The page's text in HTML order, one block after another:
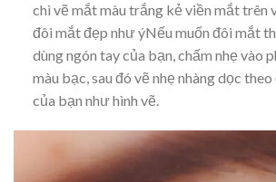
chì vẽ mắt màu trắng kẻ viền mắt trên
đôi mắt đẹp như ýNếu muốn đôi mắt
dùng ngón tay của bạn, chấm nhẹ vào
màu bạc, sau đó vẽ nhẹ nhàng dọc
của bạn như hình vẽ.